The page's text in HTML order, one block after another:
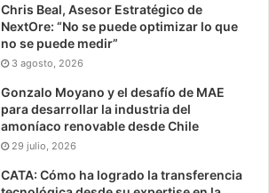
Chris Beal, Asesor Estratégico de
NextOre: “No se puede optimizar lo que
no se puede medir”
3 agosto, 2026
Gonzalo Moyano y el desafío de MAE
para desarrollar la industria del
amoníaco renovable desde Chile
29 julio, 2026
CATA: Cómo ha logrado la transferencia